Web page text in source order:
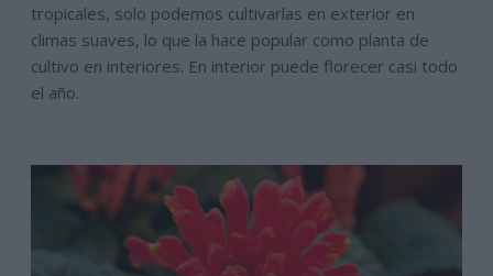
tropicales, solo podemos cultivarlas en exterior en
climas suaves, lo que la hace popular como planta de
cultivo en interiores. En interior puede florecer casi todo
el año.